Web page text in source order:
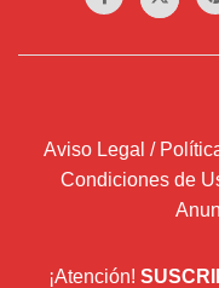
Aviso Legal /
Condiciones de
¡Atención!